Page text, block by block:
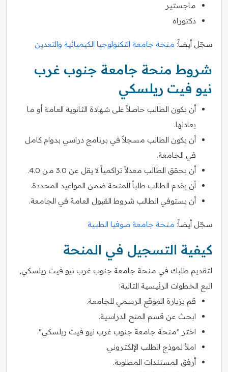
ماجستير
دكتوراه
سجّل أيضاً: منحة جامعة التكنولوجيا الكيميائية والتعدين
شروط منحة جامعة جنوب غرب
نيو فيت ريلسكي
أن يكون الطالب حاصلاً على شهادة الثانوية العامة أو ما
يعادلها.
أن يكون الطالب مسجلاً في برنامج دراسي بدوام كامل
في الجامعة.
أن يحقق الطالب معدلاً تراكمياً لا يقل عن 3.0 من 4.0.
أن يقدم الطالب طلباً للمنحة ضمن المواعيد المحددة.
أن يستوفي الطالب شروط القبول العامة في الجامعة.
سجّل أيضاً: منحة جامعة صوفيا الطبية
كيفية التسجيل في المنحة
لتقديم طلبك في منحة جامعة جنوب غرب نيو فيت ريلسكي,
اتبع الخطوات الرئيسية التالية:
قم بزيارة الموقع الرسمي للجامعة.
ابحث عن قسم المنح الدراسية.
اختر "منحة جامعة جنوب غرب نيو فيت ريلسكي".
املأ نموذج الطلب الإلكتروني.
أرفق المستندات المطلوبة.